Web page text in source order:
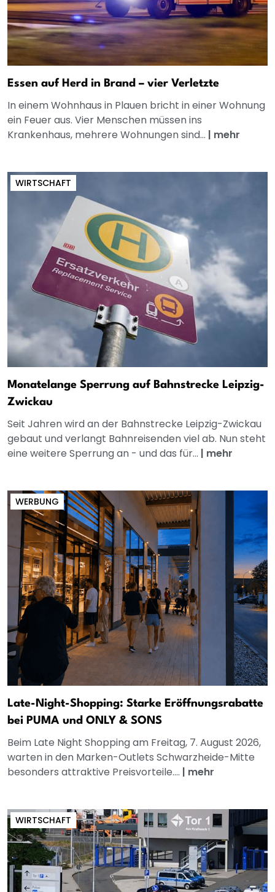
Essen auf Herd in Brand – vier Verletzte
In einem Wohnhaus in Plauen bricht in einer Wohnung
ein Feuer aus. Vier Menschen müssen ins
Krankenhaus, mehrere Wohnungen sind... | mehr
WIRTSCHAFT
Monatelange Sperrung auf Bahnstrecke Leipzig-
Zwickau
Seit Jahren wird an der Bahnstrecke Leipzig-Zwickau
gebaut und verlangt Bahnreisenden viel ab. Nun steht
eine weitere Sperrung an - und das für... | mehr
WERBUNG
Late-Night-Shopping: Starke Eröffnungsrabatte
bei PUMA und ONLY & SONS
Beim Late Night Shopping am Freitag, 7. August 2026,
warten in den Marken-Outlets Schwarzheide-Mitte
besonders attraktive Preisvorteile.... | mehr
WIRTSCHAFT